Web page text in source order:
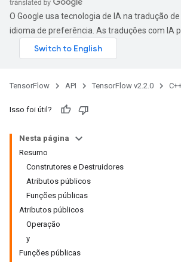
O Google usa tecnologia de IA na tradução
idioma de preferência. As traduções com IA
TensorFlow API TensorFlow v2.2.0
Isso foi útil?
Nesta página
Resumo
Construtores e Destruidores
Atributos públicos
Funções públicas
Atributos públicos
Operação
y
Funções públicas